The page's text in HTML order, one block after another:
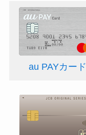
au PAYカード